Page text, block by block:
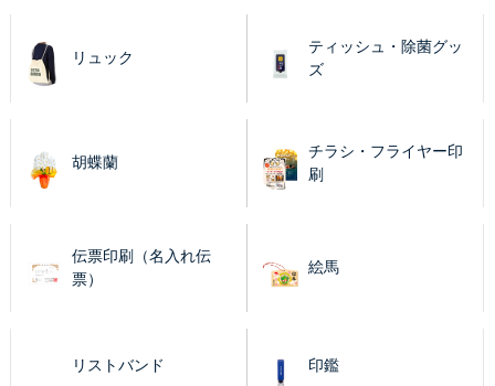
リュック
ティッシュ・除菌グッ
ズ
胡蝶蘭
チラシ・フライヤー印
刷
伝票印刷（名入れ伝
票）
絵馬
リストバンド 印鑑